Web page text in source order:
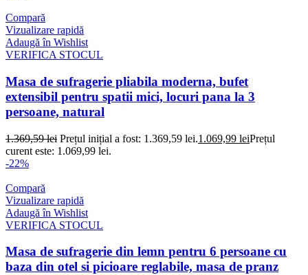
Compară
Vizualizare rapidă
Adaugă în Wishlist
VERIFICA STOCUL
Masa de sufragerie pliabila moderna, bufet
extensibil pentru spatii mici, locuri pana la 3
persoane, natural
1.369,59lei Prețul inițial a fost: 1.369,59 lei.1.069,99 leiPrețul
curent este: 1.069,99 lei.
-22%
Compară
Vizualizare rapidă
Adaugă în Wishlist
VERIFICA STOCUL
Masa de sufragerie din lemn pentru 6 persoane cu
baza din otel si picioare reglabile, masa de pranz